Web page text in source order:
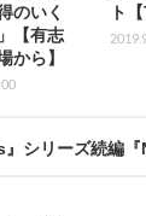
のいく
【有志
から】
ト
シリーズ続編